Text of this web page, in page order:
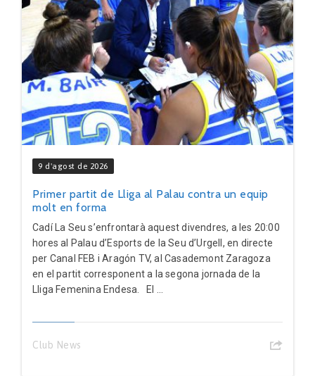
9 d'agost de 2026
Primer partit de Lliga al Palau contra un equip
molt en forma
Cadí La Seu s’enfrontarà aquest divendres, a les 20:00
hores al Palau d’Esports de la Seu d’Urgell, en directe
per Canal FEB i Aragón TV, al Casademont Zaragoza
en el partit corresponent a la segona jornada de la
Lliga Femenina Endesa. El ...
Club News